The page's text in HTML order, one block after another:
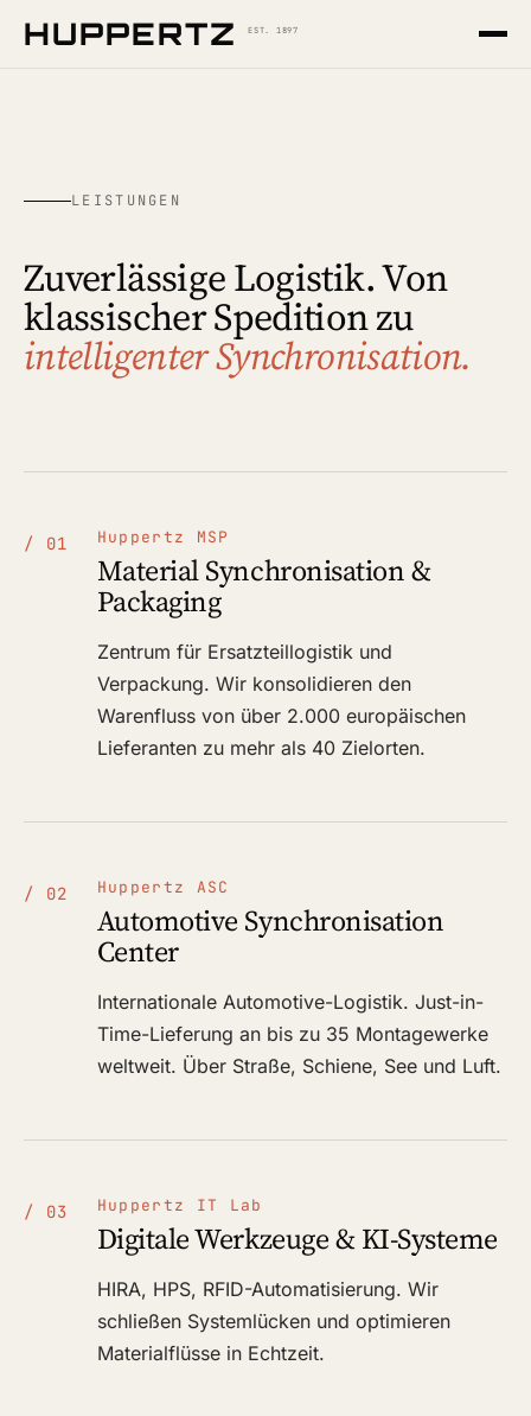
HUPPERTZ EST. 1897
LEISTUNGEN
Zuverlässige Logistik. Von
klassischer Spedition zu
intelligenter Synchronisation.
/ 01 Huppertz MSP
Material Synchronisation &
Packaging
Zentrum für Ersatzteillogistik und
Verpackung. Wir konsolidieren den
Warenfluss von über 2.000 europäischen
Lieferanten zu mehr als 40 Zielorten.
/ 02 Huppertz ASC
Automotive Synchronisation
Center
Internationale Automotive-Logistik. Just-in-
Time-Lieferung an bis zu 35 Montagewerke
weltweit. Über Straße, Schiene, See und Luft.
/ 03 Huppertz IT Lab
Digitale Werkzeuge & KI-Systeme
HIRA, HPS, RFID-Automatisierung. Wir
schließen Systemlücken und optimieren
Materialflüsse in Echtzeit.